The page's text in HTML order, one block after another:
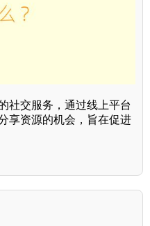
社交服务，通过线上平台
享资源的机会，旨在促进